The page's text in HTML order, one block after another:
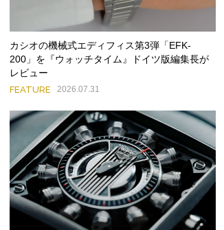
カシオの機械式エディフィス第3弾「EFK-
200」を『ウォッチタイム』ドイツ版編集長が
レビュー
FEATURE 2026.07.31